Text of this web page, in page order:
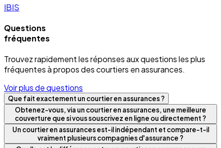
IBIS
Questions
fréquentes
Trouvez rapidement les réponses aux questions les plus
fréquentes à propos des courtiers en assurances.
Voir plus de questions
Que fait exactement un courtier en assurances ?
Obtenez-vous, via un courtier en assurances, une meilleure
couverture que si vous souscrivez en ligne ou directement ?
Un courtier en assurances est-il indépendant et compare-t-il
vraiment plusieurs compagnies d'assurance ?